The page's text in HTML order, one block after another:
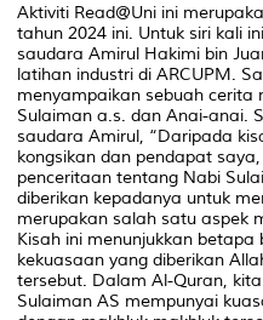
Aktiviti Read@Uni ini
tahun 2024 ini. Untuk siri kali
saudara Amirul Hakimi bin
latihan industri di ARCUPM.
menyampaikan sebuah cerita
Sulaiman a.s. dan Anai-anai.
saudara Amirul, “Daripada
kongsikan dan pendapat
penceritaan tentang Nabi
diberikan kepadanya untuk
merupakan salah satu aspek
Kisah ini menunjukkan
kekuasaan yang diberikan
tersebut. Dalam Al-Quran,
Sulaiman AS mempunyai